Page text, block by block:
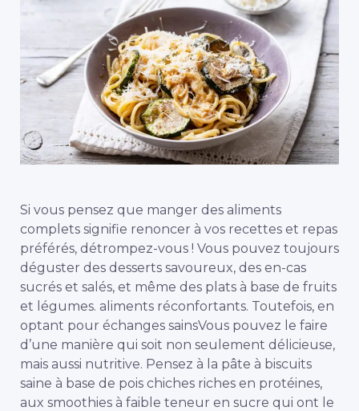
Si vous pensez que manger des aliments
complets signifie renoncer à vos recettes et repas
préférés, détrompez-vous ! Vous pouvez toujours
déguster des desserts savoureux, des en-cas
sucrés et salés, et même des plats à base de fruits
et légumes. aliments réconfortants. Toutefois, en
optant pour échanges sainsVous pouvez le faire
d’une manière qui soit non seulement délicieuse,
mais aussi nutritive. Pensez à la pâte à biscuits
saine à base de pois chiches riches en protéines,
aux smoothies à faible teneur en sucre qui ont le